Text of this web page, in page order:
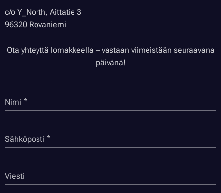
c/o Y_North, Aittatie 3
96320 Rovaniemi
Ota yhteyttä lomakkeella – vastaan viimeistään seuraavana
päivänä!
Nimi
Sähköposti
Viesti